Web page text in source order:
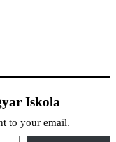
Iskola
to your email.